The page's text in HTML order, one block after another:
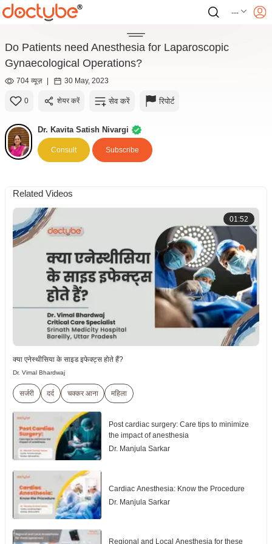
---
Do Patients need Anesthesia for Laparoscopic
Gynaecological Operations?
704 व्यूज़ | 30 May, 2023
0 शेयर करें सेव करें रिपोर्ट
Dr. Kavita Satish Nivargi
Consult Subscribe
Related Videos
01:52
क्या एनेस्थीसिया के साइड इफेक्ट्स होते हैं?
Dr. Vimal Bhardwaj
सर्जरी दर्द चक्कर आना महिला
Post cardiac surgery: Care tips to minimize
the impact of anesthesia
Dr. Manjula Sarkar
Cardiac Anesthesia: Know the Procedure
Dr. Manjula Sarkar
Regional and Local Anesthesia for these